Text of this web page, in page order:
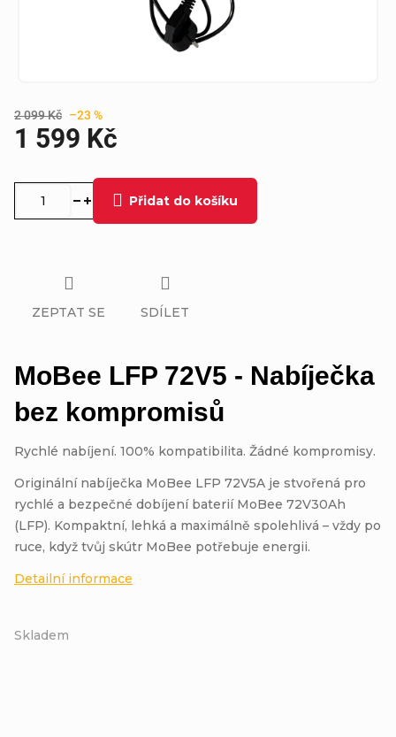
2 099 Kč –23 %
1 599 Kč
Skladem
Přidat do košíku
MoBee LFP 72V5 - Nabíječka
bez kompromisů
Rychlé nabíjení. 100% kompatibilita. Žádné kompromisy.
Originální nabíječka MoBee LFP 72V5A je stvořená pro
rychlé a bezpečné dobíjení baterií MoBee 72V30Ah
(LFP). Kompaktní, lehká a maximálně spolehlivá – vždy po
ruce, když tvůj skútr MoBee potřebuje energii.
Detailní informace
ZEPTAT SE SDÍLET